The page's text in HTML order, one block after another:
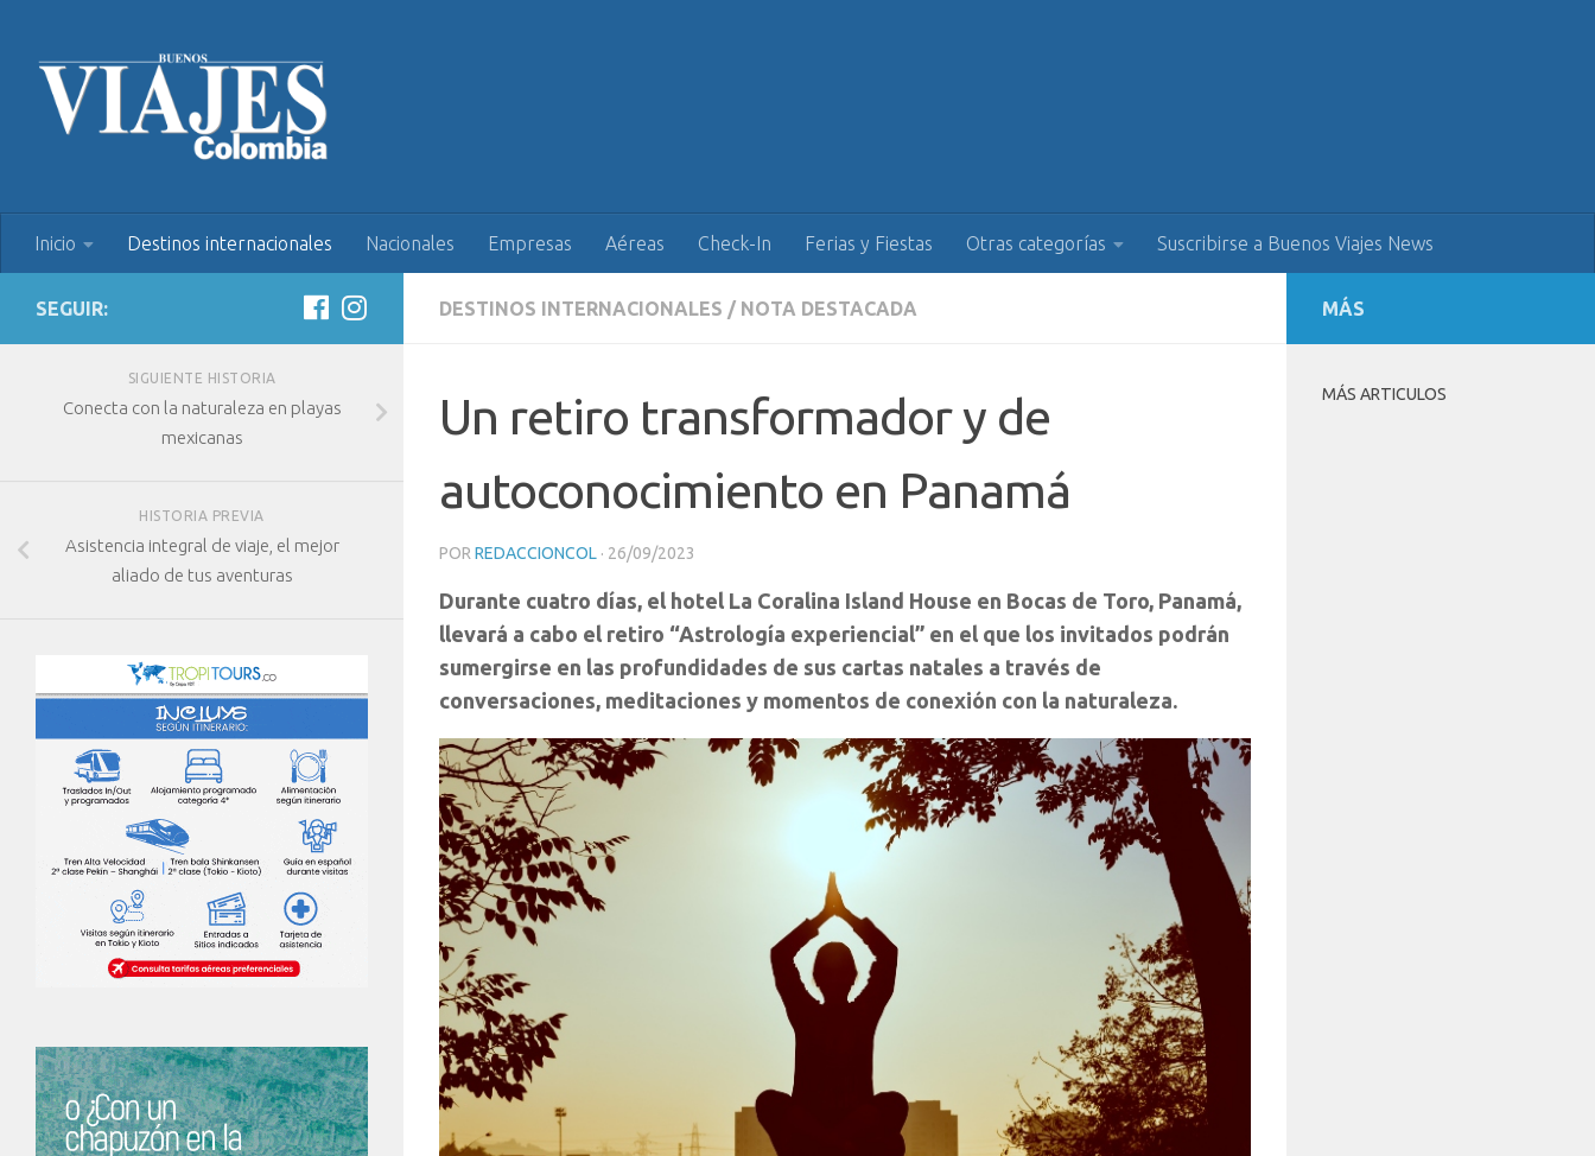
Inicio Destinos internacionales Nacionales Empresas Aéreas Check-In Ferias y Fiestas Otras categorías Suscribirse a Buenos Viajes News
DESTINOS INTERNACIONALES / NOTA DESTACADA
Un retiro transformador y de
autoconocimiento en Panamá
POR REDACCIONCOL · 26/09/2023
Durante cuatro días, el hotel La Coralina Island House en Bocas de Toro, Panamá,
llevará a cabo el retiro “Astrología experiencial” en el que los invitados podrán
sumergirse en las profundidades de sus cartas natales a través de
conversaciones, meditaciones y momentos de conexión con la naturaleza.
SEGUIR:
SIGUIENTE HISTORIA
Conecta con la naturaleza en playas
mexicanas
HISTORIA PREVIA
Asistencia integral de viaje, el mejor
aliado de tus aventuras
MÁS
MÁS ARTICULOS